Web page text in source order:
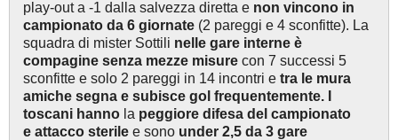
play-out a -1 dalla salvezza diretta e non vincono in
campionato da 6 giornate (2 pareggi e 4 sconfitte). La
squadra di mister Sottili nelle gare interne è
compagine senza mezze misure con 7 successi 5
sconfitte e solo 2 pareggi in 14 incontri e tra le mura
amiche segna e subisce gol frequentemente. I
toscani hanno la peggiore difesa del campionato
e attacco sterile e sono under 2,5 da 3 gare